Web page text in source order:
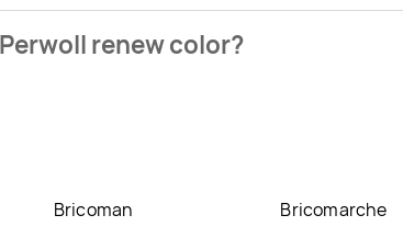
kosztuje aktualnie .Zobacz ofertę
renew color?
Bricoman Bricomarche